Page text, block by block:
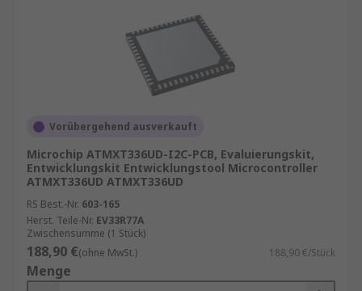
Vorübergehend ausverkauft
Microchip ATMXT336UD-I2C-PCB, Evaluierungskit,
Entwicklungskit Entwicklungstool Microcontroller
ATMXT336UD ATMXT336UD
RS Best.-Nr. 603-165
Herst. Teile-Nr. EV33R77A
Zwischensumme (1 Stück)
188,90 €(ohne MwSt.) 188,90 €/Stück
Menge